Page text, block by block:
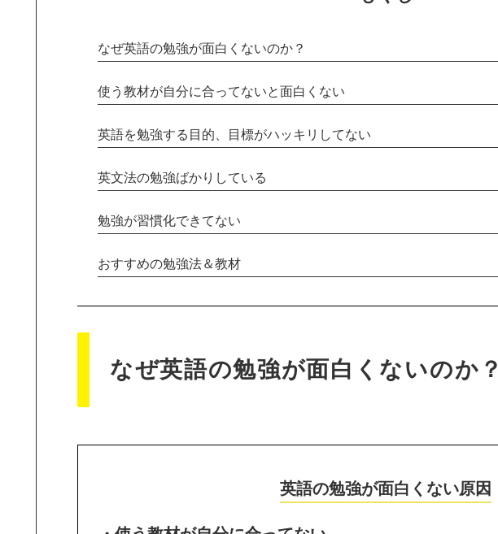
なぜ英語の勉強が面白くないのか？
使う教材が自分に合ってないと面白くない
英語を勉強する目的、目標がハッキリしてない
英文法の勉強ばかりしている
勉強が習慣化できてない
おすすめの勉強法＆教材
なぜ英語の勉強が面白くないのか？
英語の勉強が面白くない原因